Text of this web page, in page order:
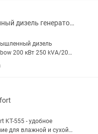
ток: 220V,
Промышленный дизель генератор Petbow 200кВт
дизель
кВт 250 kVA/200
Cummins 380V 50Hz
м ч Шумозащитный
220 л Англия 1994...
KT-555 - удобное
для влажной и сухой